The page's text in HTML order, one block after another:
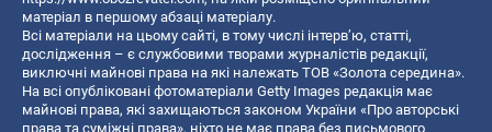
матеріал в першому абзаці матеріалу.
Всі матеріали на цьому сайті, в тому числі інтерв’ю, статті,
дослідження – є службовими творами журналістів редакції,
виключні майнові права на які належать ТОВ «Золота середина».
На всі опубліковані фотоматеріали Getty Images редакція має
майнові права, які захищаються законом України «Про авторські
права та суміжні права», ніхто не має права без письмового